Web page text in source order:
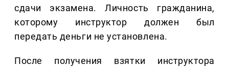
сдачи экзамена. Личность гражданина,
которому инструктор должен был
передать деньги не установлена.
После получения взятки инструктора